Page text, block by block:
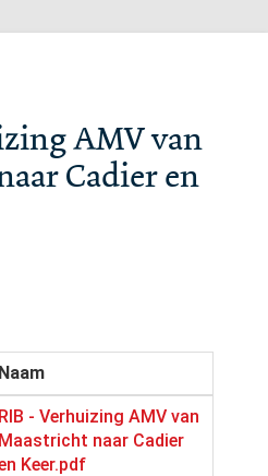
AMV van
Cadier en
Naam
RIB - Verhuizing AMV van
Maastricht naar Cadier
Keer.pdf